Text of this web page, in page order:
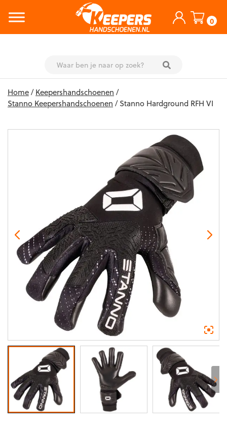
0
content
Home/Keepershandschoenen /
Stanno Keepershandschoenen / Stanno Hardground RFH VI